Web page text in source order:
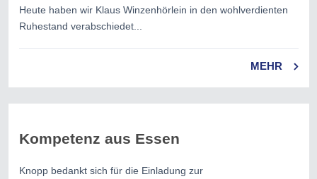
Heute haben wir Klaus Winzenhörlein in den wohlverdienten
Ruhestand verabschiedet...
MEHR
Kompetenz aus Essen
Knopp bedankt sich für die Einladung zur